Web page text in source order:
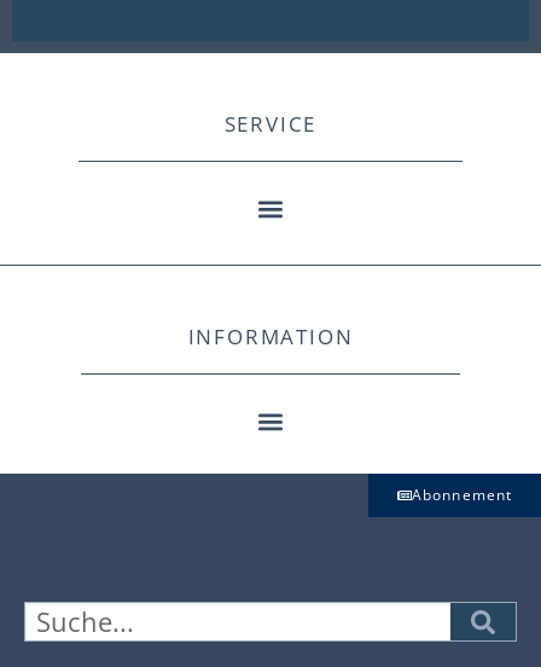
SERVICE
INFORMATION
Abonnement